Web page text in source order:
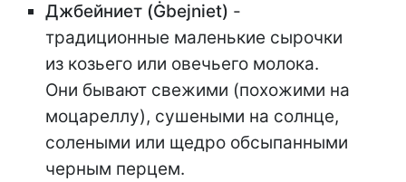
Джбейниет (Ġbejniet) -
традиционные маленькие сырочки
из козьего или овечьего молока.
Они бывают свежими (похожими на
моцареллу), сушеными на солнце,
солеными или щедро обсыпанными
черным перцем.